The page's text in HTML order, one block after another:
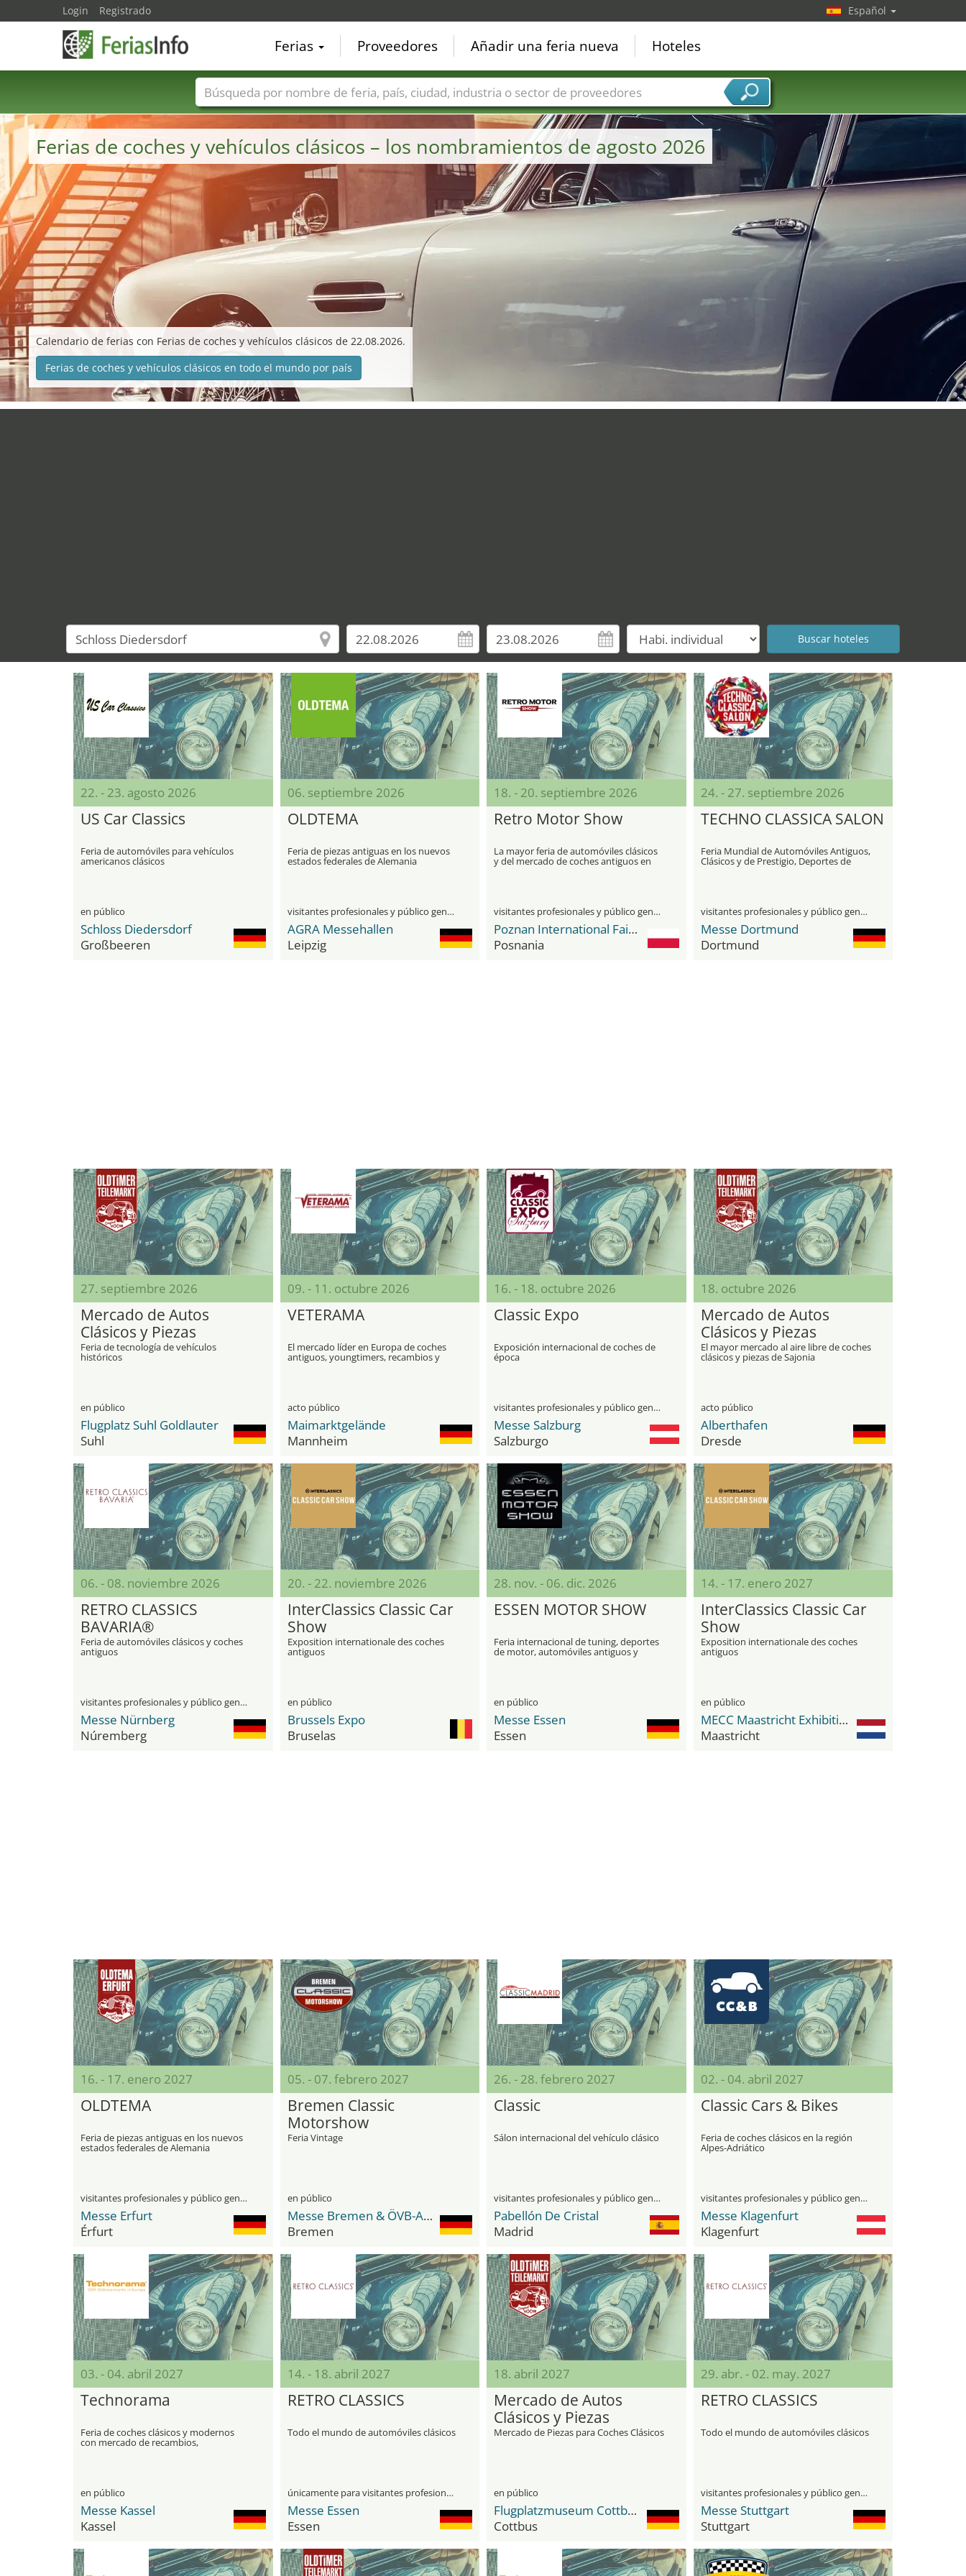
Ferias de coches y vehículos clásicos – los nombramientos de agosto 2026
Calendario de ferias con Ferias de coches y vehículos clásicos de 22.08.2026.
Ferias de coches y vehículos clásicos en todo el mundo por país
22. - 23. agosto 2026
US Car Classics
Feria de automóviles para vehículos
americanos clásicos
en público
Schloss Diedersdorf
Großbeeren
06. septiembre 2026
OLDTEMA
Feria de piezas antiguas en los nuevos
estados federales de Alemania
visitantes profesionales y público general
AGRA Messehallen
Leipzig
18. - 20. septiembre 2026
Retro Motor Show
La mayor feria de automóviles clásicos
y del mercado de coches antiguos en
Polonia
visitantes profesionales y público general
Poznan International Fair Grounds
Posnania
24. - 27. septiembre 2026
TECHNO CLASSICA SALON
Feria Mundial de Automóviles Antiguos,
Clásicos y de Prestigio, Deportes de
Motor, Motocicletas, Piezas de
visitantes profesionales y público general
Messe Dortmund
Dortmund
27. septiembre 2026
Mercado de Autos
Clásicos y Piezas
(Oldtimer & Teilemarkt)
Feria de tecnología de vehículos
históricos
en público
Flugplatz Suhl Goldlauter
Suhl
09. - 11. octubre 2026
VETERAMA
El mercado líder en Europa de coches
antiguos, youngtimers, recambios y
vehículos clásicos
acto público
Maimarktgelände
Mannheim
16. - 18. octubre 2026
Classic Expo
Exposición internacional de coches de
época
visitantes profesionales y público general
Messe Salzburg
Salzburgo
18. octubre 2026
Mercado de Autos
Clásicos y Piezas
(Oldtimer & Teilemarkt)
El mayor mercado al aire libre de coches
clásicos y piezas de Sajonia
acto público
Alberthafen
Dresde
06. - 08. noviembre 2026
RETRO CLASSICS
BAVARIA®
Feria de automóviles clásicos y coches
antiguos
visitantes profesionales y público general
Messe Nürnberg
Núremberg
20. - 22. noviembre 2026
InterClassics Classic Car
Show
Exposition internationale des coches
antiguos
en público
Brussels Expo
Bruselas
28. nov. - 06. dic. 2026
ESSEN MOTOR SHOW
Feria internacional de tuning, deportes
de motor, automóviles antiguos y
en público
Messe Essen
Essen
14. - 17. enero 2027
InterClassics Classic Car
Show
Exposition internationale des coches
antiguos
en público
MECC Maastricht Exhibition & Congress Center
Maastricht
16. - 17. enero 2027
OLDTEMA
Feria de piezas antiguas en los nuevos
estados federales de Alemania
visitantes profesionales y público general
Messe Erfurt
Érfurt
05. - 07. febrero 2027
Bremen Classic
Motorshow
Feria Vintage
en público
Messe Bremen & ÖVB-Arena
Bremen
26. - 28. febrero 2027
Classic
Sálon internacional del vehículo clásico
visitantes profesionales y público general
Pabellón De Cristal
Madrid
02. - 04. abril 2027
Classic Cars & Bikes
Feria de coches clásicos en la región
Alpes-Adriático
visitantes profesionales y público general
Messe Klagenfurt
Klagenfurt
03. - 04. abril 2027
Technorama
Feria de coches clásicos y modernos
con mercado de recambios,
en público
Messe Kassel
Kassel
14. - 18. abril 2027
RETRO CLASSICS
Todo el mundo de automóviles clásicos
únicamente para visitantes profesionales
Messe Essen
Essen
18. abril 2027
Mercado de Autos
Clásicos y Piezas
(Oldtimer & Teilemarkt)
Mercado de Piezas para Coches Clásicos
en público
Flugplatzmuseum Cottbus
Cottbus
29. abr. - 02. may. 2027
RETRO CLASSICS
Todo el mundo de automóviles clásicos
visitantes profesionales y público general
Messe Stuttgart
Stuttgart
Login Registrado Español
Ferias Proveedores Añadir una feria nueva Hoteles
Nombres de ferias Países Ciudades Sectores de ferias Sectores de proveedor de servicios